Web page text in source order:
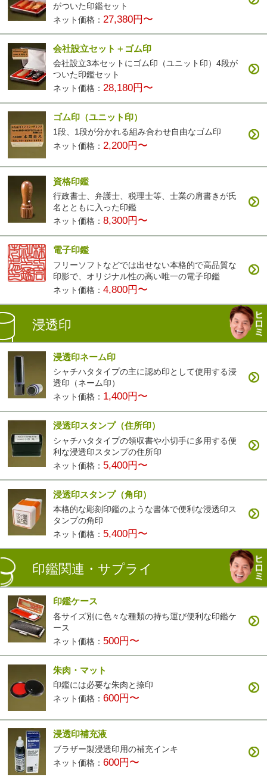
がついた印鑑セット
ネット価格： 27,380円〜
会社設立セット＋ゴム印
会社設立3本セットにゴム印（ユニット印）4段が
ついた印鑑セット
ネット価格：28,180円〜
ゴム印（ユニット印）
1段、1段が分かれる組み合わせ自由なゴム印
ネット価格： 2,200円〜
資格印鑑
行政書士、弁護士、税理士等、士業の肩書きが氏
名とともに入った印鑑
ネット価格：8,300円〜
電子印鑑
フリーソフトなどでは出せない本格的で高品質な
印影で、オリジナル性の高い唯一の電子印鑑
ネット価格：4,800円〜
浸透印
浸透印ネーム印
シャチハタタイプの主に認め印として使用する浸
透印（ネーム印）
ネット価格： 1,400円〜
浸透印スタンプ（住所印）
シャチハタタイプの領収書や小切手に多用する便
利な浸透印スタンプの住所印
ネット価格： 5,400円〜
浸透印スタンプ（角印）
本格的な彫刻印鑑のような書体で便利な浸透印ス
タンプの角印
ネット価格： 5,400円〜
印鑑関連・サプライ
印鑑ケース
各サイズ別に色々な種類の持ち運び便利な印鑑ケ
ース
ネット価格： 500円〜
朱肉・マット
印鑑には必要な朱肉と捺印
ネット価格：600円〜
浸透印補充液
ブラザー製浸透印用の補充インキ
ネット価格：600円〜